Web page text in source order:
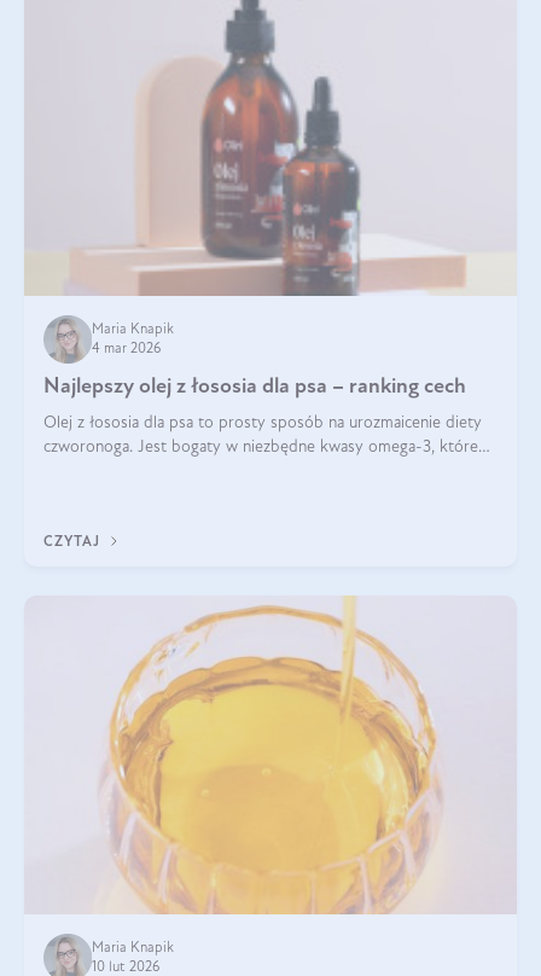
Maria Knapik
4 mar 2026
Najlepszy olej z łososia dla psa – ranking cech
Olej z łososia dla psa to prosty sposób na urozmaicenie diety
czworonoga. Jest bogaty w niezbędne kwasy omega-3, które
CZYTAJ
Maria Knapik
10 lut 2026